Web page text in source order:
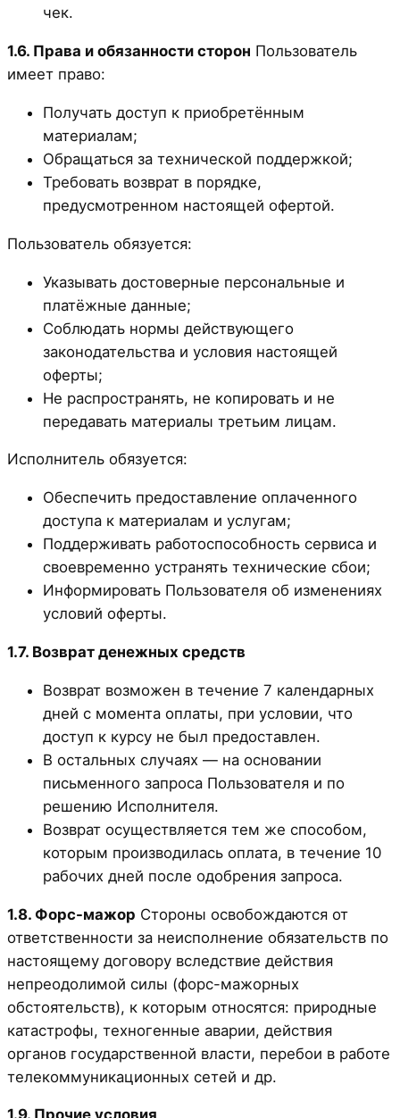
чек.
1.6. Права и обязанности сторон Пользователь
имеет право:
Получать доступ к приобретённым
материалам;
Обращаться за технической поддержкой;
Требовать возврат в порядке,
предусмотренном настоящей офертой.
Пользователь обязуется:
Указывать достоверные персональные и
платёжные данные;
Соблюдать нормы действующего
законодательства и условия настоящей
оферты;
Не распространять, не копировать и не
передавать материалы третьим лицам.
Исполнитель обязуется:
Обеспечить предоставление оплаченного
доступа к материалам и услугам;
Поддерживать работоспособность сервиса и
своевременно устранять технические сбои;
Информировать Пользователя об изменениях
условий оферты.
1.7. Возврат денежных средств
Возврат возможен в течение 7 календарных
дней с момента оплаты, при условии, что
доступ к курсу не был предоставлен.
В остальных случаях — на основании
письменного запроса Пользователя и по
решению Исполнителя.
Возврат осуществляется тем же способом,
которым производилась оплата, в течение 10
рабочих дней после одобрения запроса.
1.8. Форс-мажор Стороны освобождаются от
ответственности за неисполнение обязательств по
настоящему договору вследствие действия
непреодолимой силы (форс-мажорных
обстоятельств), к которым относятся: природные
катастрофы, техногенные аварии, действия
органов государственной власти, перебои в работе
телекоммуникационных сетей и др.